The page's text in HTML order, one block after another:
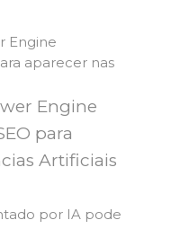
Engine
para
Artificiais